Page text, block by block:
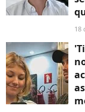
18